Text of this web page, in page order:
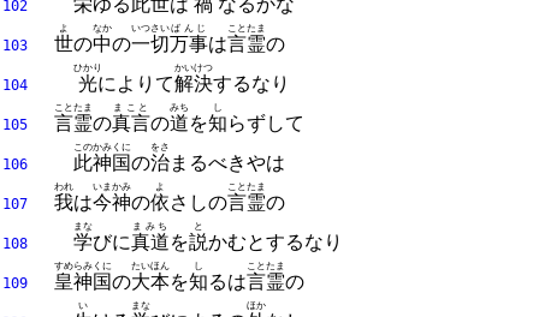
102
103 世
よ
の中
なか
の一切
いつさい
万事
ばんじ
は言霊
ことたま
の
104 光
ひかり
によりて解決
かいけつ
するなり
105 言霊
ことたま
の真言
まこと
の道
みち
を知
し
らずして
106 此
この
神国
かみくに
の治
をさ
まるべきやは
107 我
われ
は今
いま
神
かみ
の依
よ
さしの言霊
ことたま
の
108 学
まな
びに真道
まみち
を説
と
かむとするなり
109 皇神国
すめらみくに
の大本
たいほん
を知
し
るは言霊
ことたま
の
い まな ほか